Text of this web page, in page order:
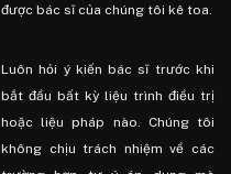
được bác sĩ của chúng tôi kê toa.
Luôn hỏi ý kiến ​​bác sĩ trước khi
bắt đầu bất kỳ liệu trình điều trị
hoặc liệu pháp nào. Chúng tôi
không chịu trách nhiệm về các